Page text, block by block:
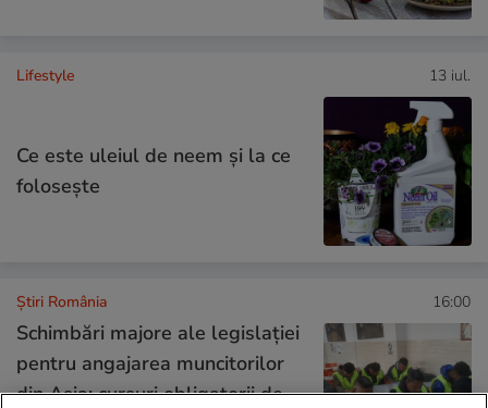
Lifestyle 13 iul.
Ce este uleiul de neem și la ce
folosește
Știri România 16:00
Schimbări majore ale legislației
pentru angajarea muncitorilor
din Asia: cursuri obligatorii de